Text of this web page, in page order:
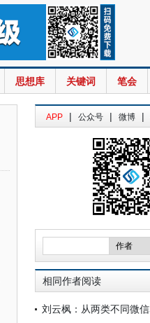
思想库 关键词 笔会
APP | 公众号 | 微博 |
相同作者阅读